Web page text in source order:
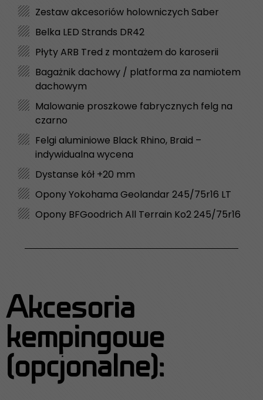
Zestaw akcesoriów holowniczych Saber
Belka LED Strands DR42
Płyty ARB Tred z montażem do karoserii
Bagażnik dachowy / platforma za namiotem
dachowym
Malowanie proszkowe fabrycznych felg na
czarno
Felgi aluminiowe Black Rhino, Braid –
indywidualna wycena
Dystanse kół +20 mm
Opony Yokohama Geolandar 245/75r16 LT
Opony BFGoodrich All Terrain Ko2 245/75r16
Akcesoria
kempingowe
(opcjonalne):​